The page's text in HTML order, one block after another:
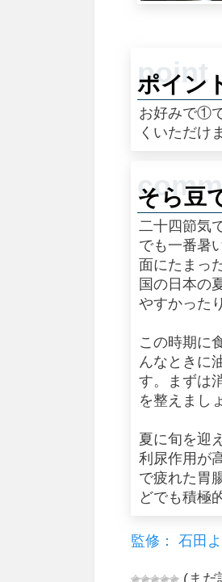
ポイン
お好みで①
くいただけ
そら豆
二十四節気
でも一番暑
面にたまっ
国の日本の
やすかった
この時期に
んなときに
す。まずは
を整えまし
夏に旬を迎
利尿作用が
で疲れた胃
どでも積極
監修： 石田
(まだ